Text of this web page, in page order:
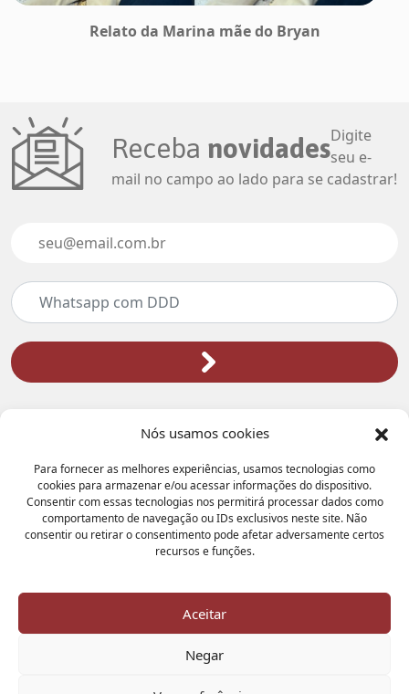
Nós usamos cookies
Para fornecer as melhores experiências, usamos tecnologias como
cookies para armazenar e/ou acessar informações do dispositivo.
Consentir com essas tecnologias nos permitirá processar dados como
comportamento de navegação ou IDs exclusivos neste site. Não
consentir ou retirar o consentimento pode afetar adversamente certos
recursos e funções.
Aceitar
Negar
Relato da Marina mãe do Bryan
Receba novidadesDigite
seu e-
mail no campo ao lado para se cadastrar!
Atendimento Geral:
3972-8000
Selecione uma unidade